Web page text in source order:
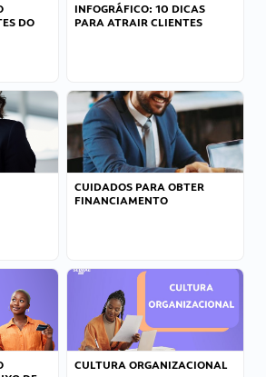
DO
INFOGRÁFICO: 10 DICAS
PARA ATRAIR CLIENTES
CUIDADOS PARA OBTER
FINANCIAMENTO
CULTURA ORGANIZACIONAL